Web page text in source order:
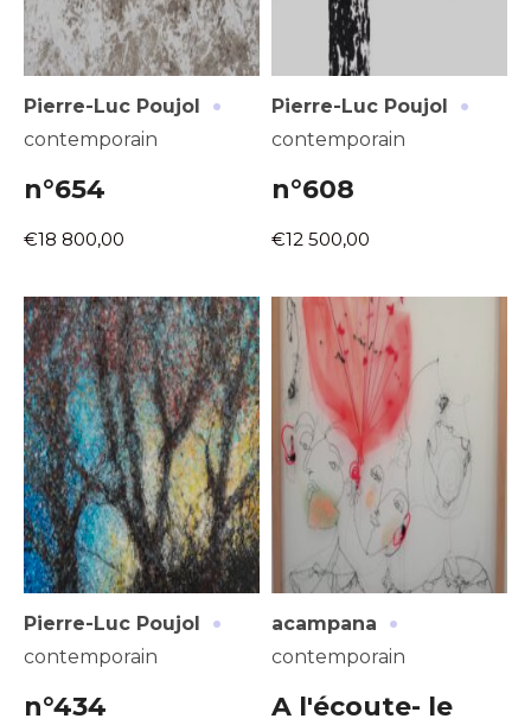
Pierre-Luc Poujol ·
contemporain
n°654
€18 800,00
Pierre-Luc Poujol ·
contemporain
n°608
€12 500,00
Pierre-Luc Poujol ·
contemporain
n°434
acampana ·
contemporain
A l'écoute- le